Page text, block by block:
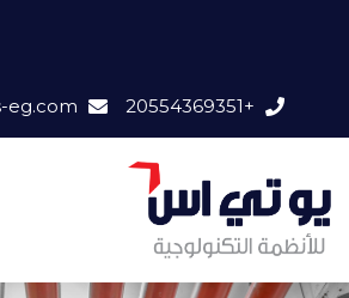
+20554369351
eg.com